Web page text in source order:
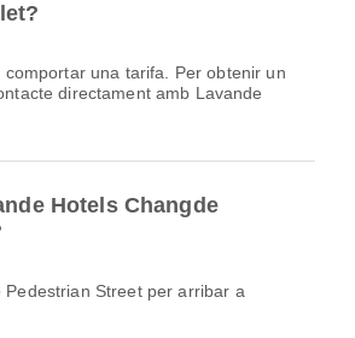
una tarifa. Per obtenir un
directament amb Lavande
Hotels Changde
Street per arribar a